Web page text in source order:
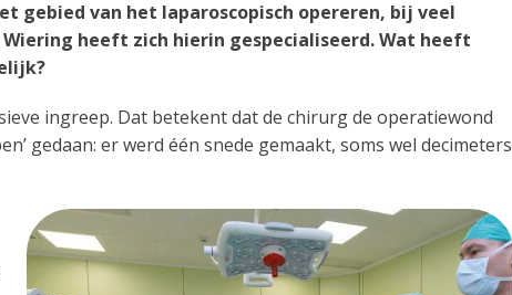
gebied van het laparoscopisch opereren, bij veel
heeft zich hierin gespecialiseerd. Wat heeft
ingreep. Dat betekent dat de chirurg de operatiewond
gedaan: er werd één snede gemaakt, soms wel decimeters